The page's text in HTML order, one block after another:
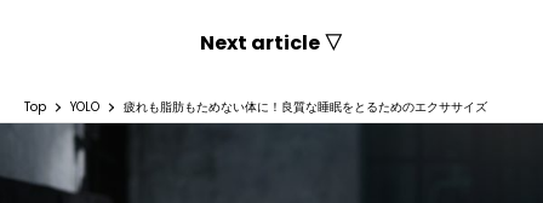
Next article ▽
Top YOLO 疲れも脂肪もためない体に！良質な睡眠をとるためのエクササイズ